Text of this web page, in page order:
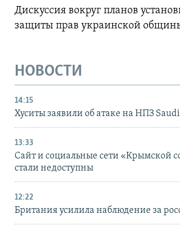
Дискуссия вокруг планов
защиты прав украинской
НОВОСТИ
14:15
Хуситы заявили об атаке на НПЗ
13:33
Сайт и социальные сети «Крымской
стали недоступны
12:22
Британия усилила наблюдение за